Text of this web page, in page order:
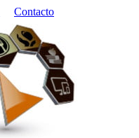
Contacto